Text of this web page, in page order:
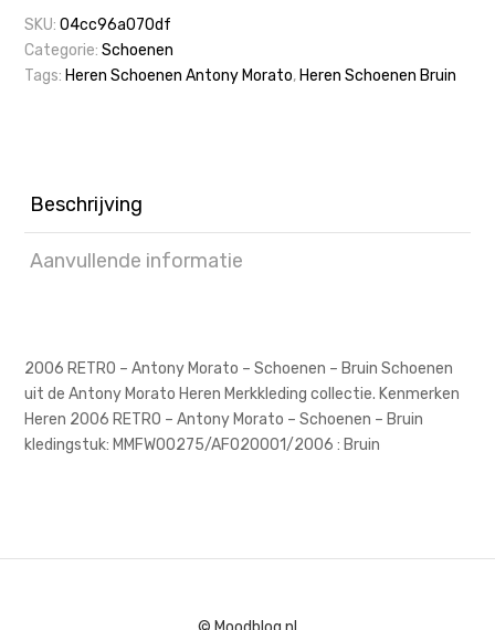
SKU:04cc96a070df
Categorie:Schoenen
Tags: Heren Schoenen Antony Morato, Heren Schoenen Bruin
Beschrijving
Aanvullende informatie
2006 RETRO – Antony Morato – Schoenen – Bruin Schoenen
uit de Antony Morato Heren Merkkleding collectie. Kenmerken
Heren 2006 RETRO – Antony Morato – Schoenen – Bruin
kledingstuk: MMFW00275/AF020001/2006 : Bruin